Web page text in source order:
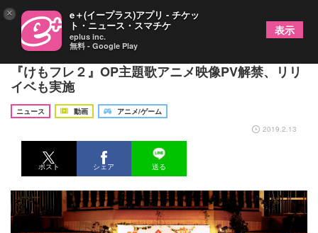
「ようこそジャパリパークへ」に続く TVアニメ
『けもフレ２』OP主題歌アニメ映像PV解禁、リリ
イベも実施
ニュース 動画
アニメ/ゲーム
2019.2.13
ポスト シェア 送る
× e＋(イープラス)アプリ - チケッ
ト・ニュース・スマチケ
eplus inc.
無料 - Google Play
表示